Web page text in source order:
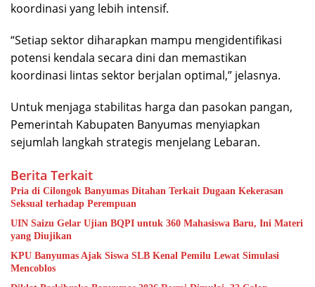
koordinasi yang lebih intensif.
“Setiap sektor diharapkan mampu mengidentifikasi
potensi kendala secara dini dan memastikan
koordinasi lintas sektor berjalan optimal,” jelasnya.
Untuk menjaga stabilitas harga dan pasokan pangan,
Pemerintah Kabupaten Banyumas menyiapkan
sejumlah langkah strategis menjelang Lebaran.
Berita Terkait
Pria di Cilongok Banyumas Ditahan Terkait Dugaan Kekerasan
Seksual terhadap Perempuan
UIN Saizu Gelar Ujian BQPI untuk 360 Mahasiswa Baru, Ini Materi
yang Diujikan
KPU Banyumas Ajak Siswa SLB Kenal Pemilu Lewat Simulasi
Mencoblos